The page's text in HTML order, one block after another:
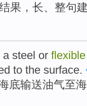
果，长、整句
a steel or flexible
to the surface.
底输送油气至